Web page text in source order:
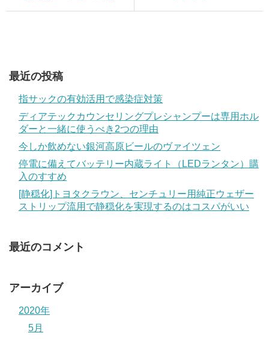
最近の投稿
指サックの有効活用で感染症対策
ディアテックカウンセリングプレシャンプーは専用ホル
ダーと一緒に使うべき2つの理由
今しか飲めない銀河高原ビールのヴァイツェン
停電に備えてバッテリー内蔵ライト（LEDランタン）購
入のすすめ
[静穏化]トヨタクラウン、センチュリー用純正ウェザー
ストリップ流用で静穏化を実現するのはコスパがいい
最近のコメント
アーカイブ
2020年
5月